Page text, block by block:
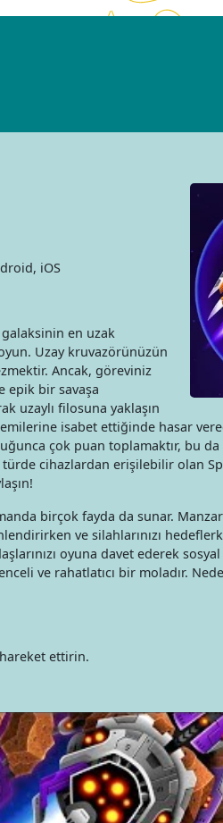
iOS
galaksinin en uzak
Uzay kruvazörünüzün
Ancak, göreviniz
epik bir savaşa
uzaylı filosuna yaklaşın
isabet ettiğinde hasar
çok puan toplamaktır, bu
cihazlardan erişilebilir olan
birçok fayda da sunar.
ve silahlarınızı
oyuna davet ederek
ve rahatlatıcı bir moladır.
ettirin.